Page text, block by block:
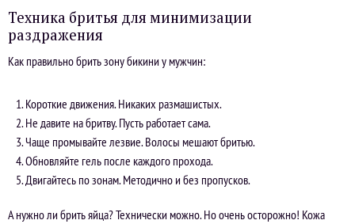
Техника бритья для минимизации
раздражения
Как правильно брить зону бикини у мужчин:
Короткие движения. Никаких размашистых.
Не давите на бритву. Пусть работает сама.
Чаще промывайте лезвие. Волосы мешают бритью.
Обновляйте гель после каждого прохода.
Двигайтесь по зонам. Методично и без пропусков.
А нужно ли брить яйца? Технически можно. Но очень осторожно! Кожа